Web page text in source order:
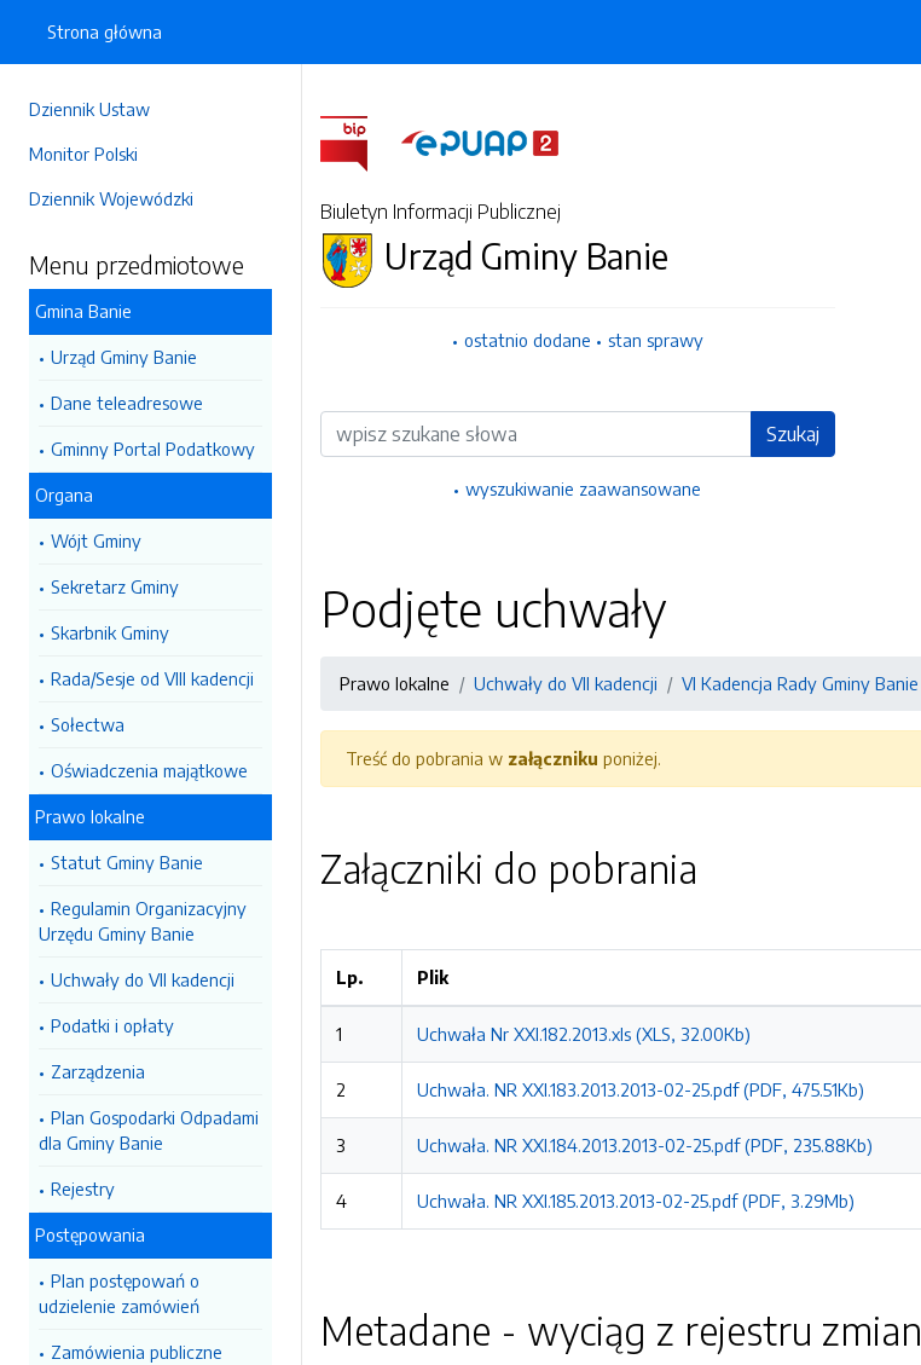
Dziennik Ustaw
Monitor Polski
Dziennik Wojewódzki
Menu przedmiotowe
Gmina Banie
Urząd Gminy Banie
Dane teleadresowe
Gminny Portal Podatkowy
Organa
Wójt Gminy
Sekretarz Gminy
Skarbnik Gminy
Rada/Sesje od VIII kadencji
Sołectwa
Oświadczenia majątkowe
Prawo lokalne
Statut Gminy Banie
Regulamin Organizacyjny
Urzędu Gminy Banie
Uchwały do VII kadencji
Podatki i opłaty
Zarządzenia
Plan Gospodarki Odpadami
dla Gminy Banie
Rejestry
Postępowania
Plan postępowań o
udzielenie zamówień
Zamówienia publiczne
Strona główna
Biuletyn Informacji Publicznej
Urząd Gminy Banie
ostatnio dodane stan sprawy
Wyszukiwarka Szukaj
wyszukiwanie zaawansowane
Podjęte uchwały
Prawo lokalne Uchwały do VII kadencji VI Kadencja Rady Gminy Banie
Treść do pobrania w załączniku poniżej.
Załączniki do pobrania
Lp. Plik
1 Uchwała Nr XXI.182.2013.xls (XLS, 32.00Kb)
2 Uchwała. NR XXI.183.2013.2013-02-25.pdf (PDF, 475.51Kb)
3 Uchwała. NR XXI.184.2013.2013-02-25.pdf (PDF, 235.88Kb)
4 Uchwała. NR XXI.185.2013.2013-02-25.pdf (PDF, 3.29Mb)
Metadane - wyciąg z rejestru zmian